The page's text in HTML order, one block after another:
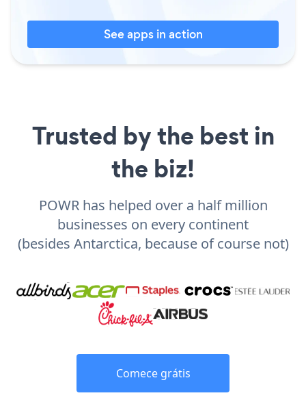
See apps in action
Trusted by the best in
the biz!
POWR has helped over a half million
businesses on every continent
(besides Antarctica, because of course not)
Comece grátis